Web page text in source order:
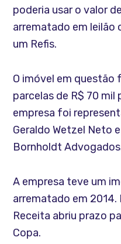
poderia usar o valor
arrematado em leilão
um Refis.
O imóvel em questão
parcelas de R$ 70
empresa foi
Geraldo Wetzel Neto
Bornholdt
A empresa teve um
arrematado em 2014.
Receita abriu prazo
Copa.